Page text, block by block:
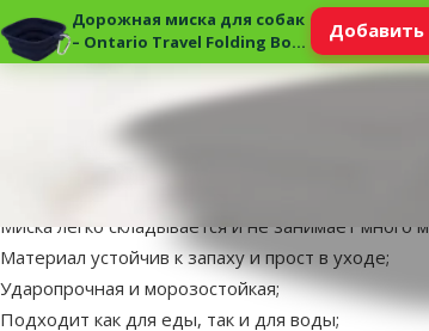
Дорожная миска для собак
– Ontario Travel Folding Bowl
M
Добавить
Практичная силиконовая миска,
Миска легко складывается и не занимает много
Материал устойчив к запаху и прост в уходе;
Ударопрочная и морозостойкая;
Подходит как для еды, так и для воды;